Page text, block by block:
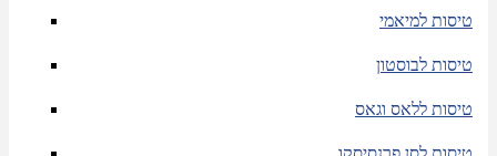
טיסות למיאמי
טיסות לבוסטון
טיסות ללאס וגאס